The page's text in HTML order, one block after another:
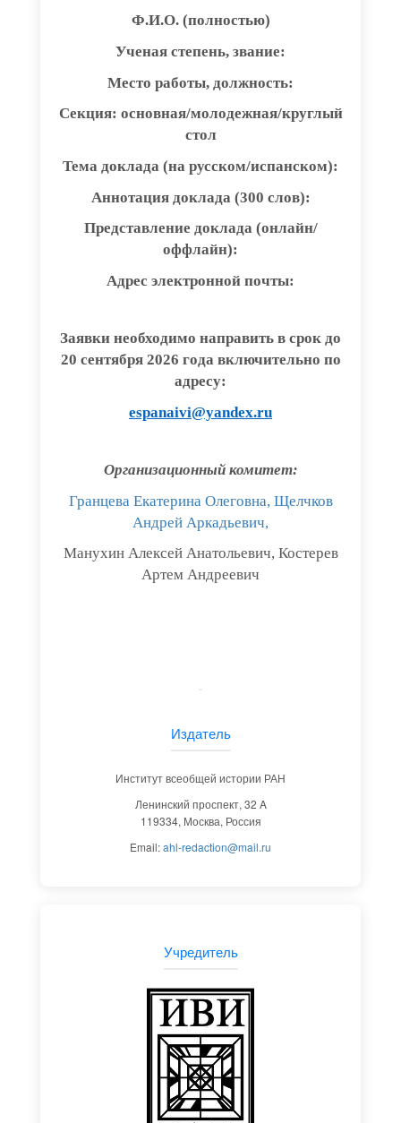
Ф.И.О. (полностью)
Ученая степень, звание:
Место работы, должность:
Секция: основная/молодежная/круглый
стол
Тема доклада (на русском/испанском):
Аннотация доклада (300 слов):
Представление доклада (онлайн/
оффлайн):
Адрес электронной почты:
Заявки необходимо направить в срок до
20 сентября 2026 года включительно по
адресу:
espanaivi@yandex.ru
Организационный комитет:
Гранцева Екатерина Олеговна, Щелчков
Андрей Аркадьевич,
Манухин Алексей Анатольевич, Костерев
Артем Андреевич
Издатель
Институт всеобщей истории РАН
Ленинский проспект, 32 A
119334, Москва, Россия
Email:ahl-redaction@mail.ru
Учредитель